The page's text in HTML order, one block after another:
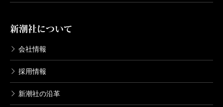
新潮社について
会社情報
採用情報
新潮社の沿革